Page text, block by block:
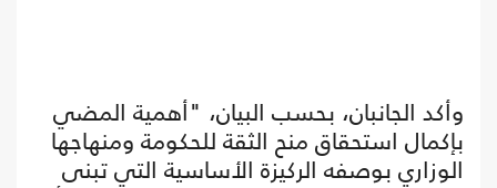
وأكد الجانبان، بحسب البيان، "أهمية المضي
بإكمال استحقاق منح الثقة للحكومة ومنهاجها
الوزاري بوصفه الركيزة الأساسية التي تبنى